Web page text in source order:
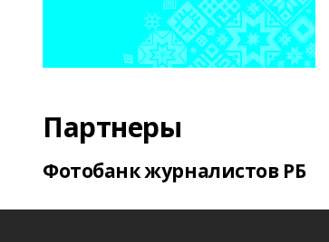
Партнеры
Фотобанк журналистов РБ